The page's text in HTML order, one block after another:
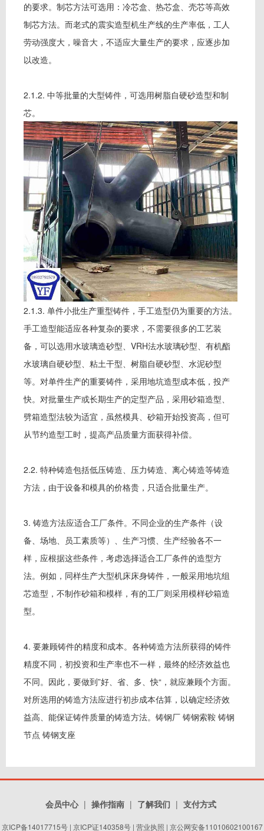
的要求。制芯方法可选用：冷芯盒、热芯盒、壳芯等高效
制芯方法。而老式的震实造型机生产线的生产率低，工人
劳动强度大，噪音大，不适应大量生产的要求，应逐步加
以改造。
2.1.2. 中等批量的大型铸件，可选用树脂自硬砂造型和制
芯。
2.1.3. 单件小批生产重型铸件，手工造型仍为重要的方法。
手工造型能适应各种复杂的要求，不需要很多的工艺装
备，可以选用水玻璃造砂型、VRH法水玻璃砂型、有机酯
水玻璃自硬砂型、粘土干型、树脂自硬砂型、水泥砂型
等。对单件生产的重要铸件，采用地坑造型成本低，投产
快。对批量生产或长期生产的定型产品，采用砂箱造型、
劈箱造型法较为适宜，虽然模具、砂箱开始投资高，但可
从节约造型工时，提高产品质量方面获得补偿。
2.2. 特种铸造包括低压铸造、压力铸造、离心铸造等铸造
方法，由于设备和模具的价格贵，只适合批量生产。
3. 铸造方法应适合工厂条件。不同企业的生产条件（设
备、场地、员工素质等）、生产习惯、生产经验各不一
样，应根据这些条件，考虑选择适合工厂条件的造型方
法。例如，同样生产大型机床床身铸件，一般采用地坑组
芯造型，不制作砂箱和模样，有的工厂则采用模样砂箱造
型。
4. 要兼顾铸件的精度和成本。各种铸造方法所获得的铸件
精度不同，初投资和生产率也不一样，最终的经济效益也
不同。因此，要做到”好、省、多、快“，就应兼顾个方面。
对所选用的铸造方法应进行初步成本估算，以确定经济效
益高、能保证铸件质量的铸造方法。铸钢厂 铸钢索鞍 铸钢
节点 铸钢支座
会员中心 | 操作指南 | 了解我们 | 支付方式
京ICP备14017715号| 京ICP证140358号| 营业执照 | 京公网安备11010602100167